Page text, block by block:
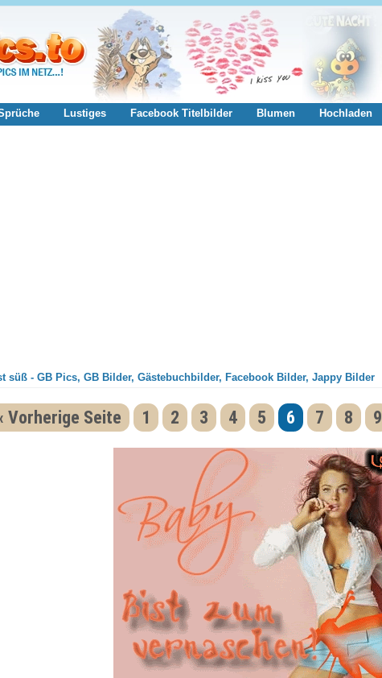
Lustiges Facebook Titelbilder Blumen Hochladen
süß - GB Pics, GB Bilder, Gästebuchbilder, Facebook Bilder, Jappy Bilder
Vorherige Seite 1 2 3 4 5 6 7 8 9